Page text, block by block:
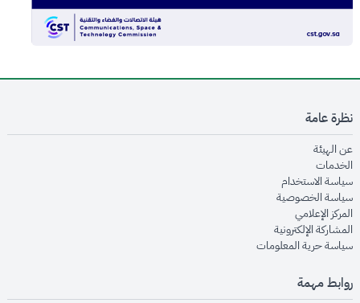
نظرة عامة
عن الهيئةopens in new window
الخدماتopens in new window
سياسة الاستخدام
سياسة الخصوصيةopens in new window
المركز الإعلاميopens in new window
المشاركة الإلكترونيةopens in new window
سياسة حرية المعلوماتopens in new window
روابط مهمة